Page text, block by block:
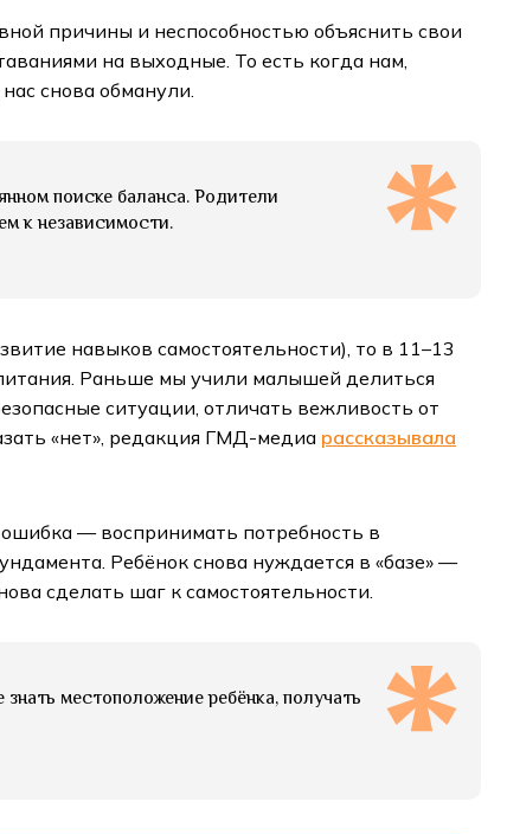
причины и неспособностью объяснить свои
на выходные. То есть когда нам,
снова обманули.
поиске баланса. Родители
к независимости.
навыков самостоятельности), то в 11–13
Раньше мы учили малышей делиться
ситуации, отличать вежливость от
«нет», редакция ГМД-медиа рассказывала
— воспринимать потребность в
Ребёнок снова нуждается в «базе» —
сделать шаг к самостоятельности.
местоположение ребёнка, получать